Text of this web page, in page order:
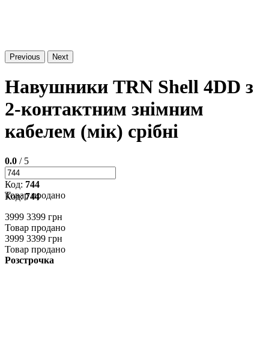
Previous Next
Навушники TRN Shell 4DD з
2-контактним знімним
кабелем (мік) срібні
0.0 / 5
Код: 744
Товар продано
Код:744
3999 3399 грн
Товар продано
3999 3399 грн
Товар продано
Розстрочка